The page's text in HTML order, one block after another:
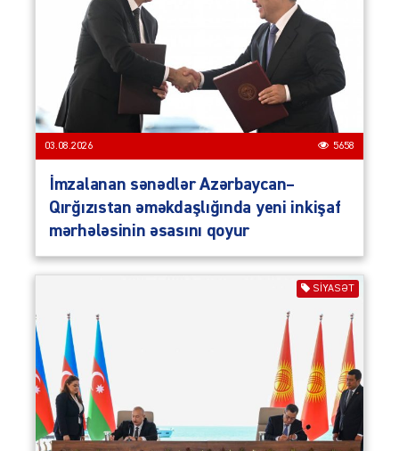
03.08.2026 5658
İmzalanan sənədlər Azərbaycan–
Qırğızıstan əməkdaşlığında yeni inkişaf
mərhələsinin əsasını qoyur
SIYASƏT